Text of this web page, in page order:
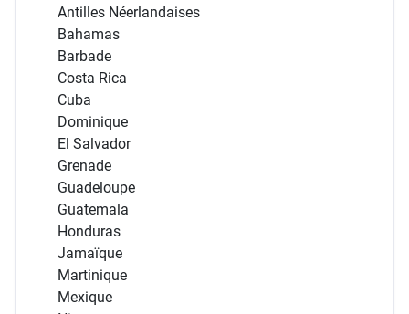
Antilles Néerlandaises
Bahamas
Barbade
Costa Rica
Cuba
Dominique
El Salvador
Grenade
Guadeloupe
Guatemala
Honduras
Jamaïque
Martinique
Mexique